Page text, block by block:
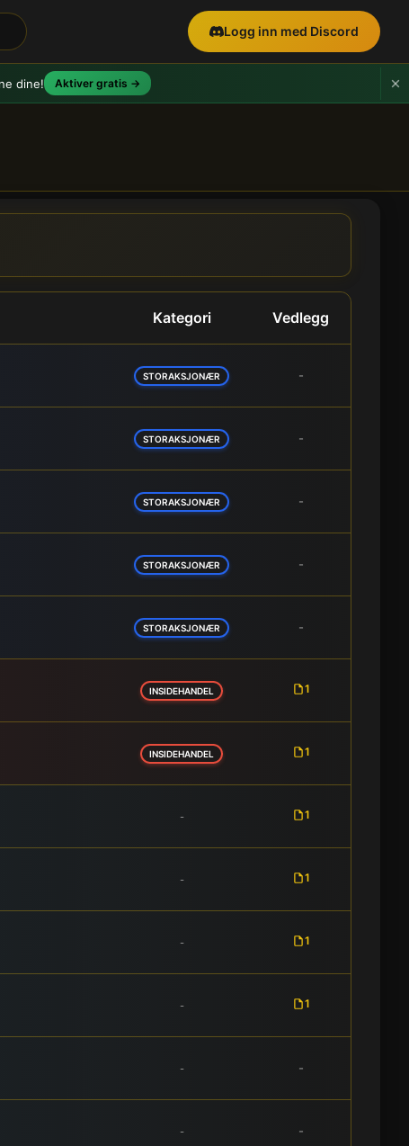
Logg inn med Discord
dine! Aktiver gratis →
Kategori Vedlegg
STORAKSJONÆR -
STORAKSJONÆR -
STORAKSJONÆR -
STORAKSJONÆR -
STORAKSJONÆR -
INSIDEHANDEL 1
INSIDEHANDEL 1
- 1
- 1
- 1
- 1
- -
- -